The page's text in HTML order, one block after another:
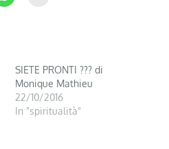
SIETE PRONTI ??? di
Monique Mathieu
22/10/2016
In "spiritualità"